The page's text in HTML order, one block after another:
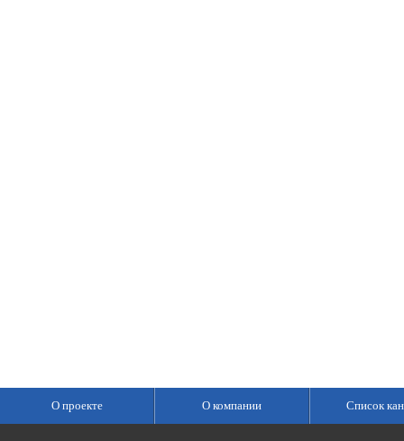
О проекте О компании Список